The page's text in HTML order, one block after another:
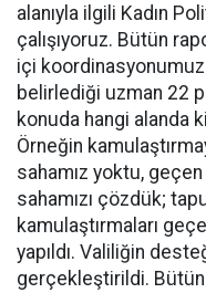
alanıyla ilgili Kadın
çalışıyoruz. Bütün
içi
belirlediği uzman 22
konuda hangi alanda
Örneğin
sahamız yoktu,
sahamızı çözdük;
kamulaştırmaları
yapıldı. Valiliğin
gerçekleştirildi. Bütün